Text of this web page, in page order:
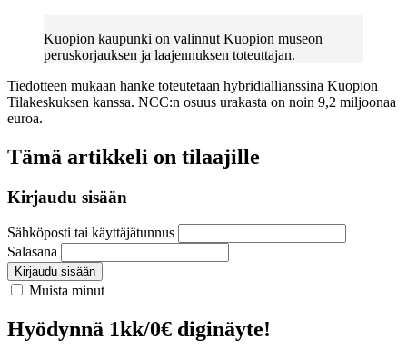
Kuopion kaupunki on valinnut Kuopion museon
peruskorjauksen ja laajennuksen toteuttajan.
Tiedotteen mukaan hanke toteutetaan hybridiallianssina Kuopion
Tilakeskuksen kanssa. NCC:n osuus urakasta on noin 9,2 miljoonaa
euroa.
Tämä artikkeli on tilaajille
Kirjaudu sisään
Sähköposti tai käyttäjätunnus
Salasana
Kirjaudu sisään
Muista minut
Hyödynnä 1kk/0€ diginäyte!